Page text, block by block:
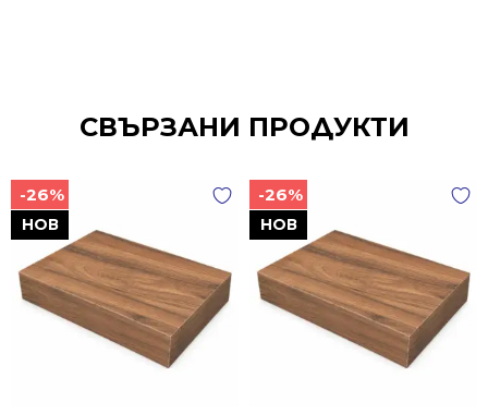
СВЪРЗАНИ ПРОДУКТИ
НОВ
-26%
НОВ
-26%